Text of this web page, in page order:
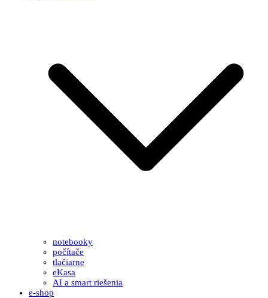
notebooky
počítače
tlačiarne
eKasa
AI a smart riešenia
e-shop